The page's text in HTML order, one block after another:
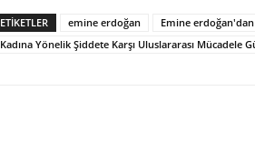
ETİKETLER emine erdoğan Emine erdoğan'dan
Kadına Yönelik Şiddete Karşı Uluslararası Mücadele